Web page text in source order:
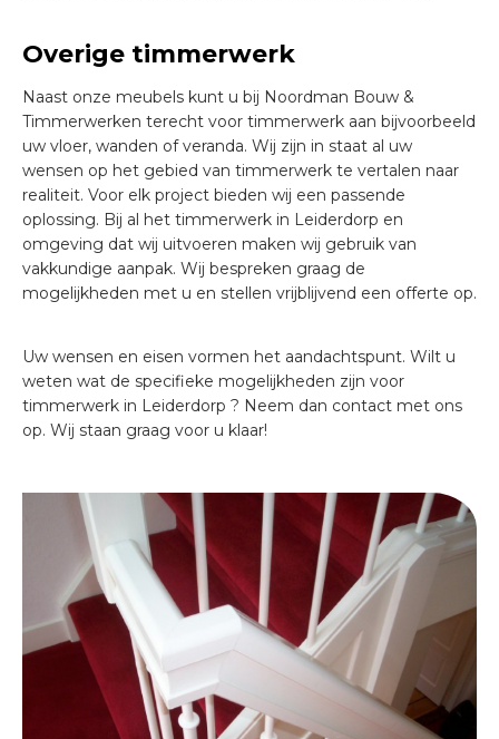
Overige timmerwerk
Naast onze meubels kunt u bij Noordman Bouw &
Timmerwerken terecht voor timmerwerk aan bijvoorbeeld
uw vloer, wanden of veranda. Wij zijn in staat al uw
wensen op het gebied van timmerwerk te vertalen naar
realiteit. Voor elk project bieden wij een passende
oplossing. Bij al het timmerwerk in Leiderdorp en
omgeving dat wij uitvoeren maken wij gebruik van
vakkundige aanpak. Wij bespreken graag de
mogelijkheden met u en stellen vrijblijvend een offerte op.
Uw wensen en eisen vormen het aandachtspunt. Wilt u
weten wat de specifieke mogelijkheden zijn voor
timmerwerk in Leiderdorp ? Neem dan contact met ons
op. Wij staan graag voor u klaar!